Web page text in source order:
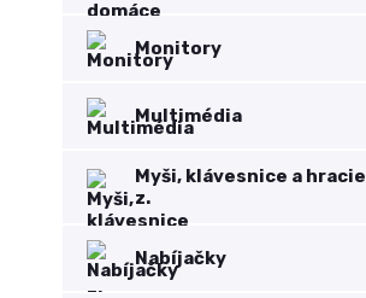
Monitory
Multimédia
Myši, klávesnice a hracie
z.
Nabíjačky